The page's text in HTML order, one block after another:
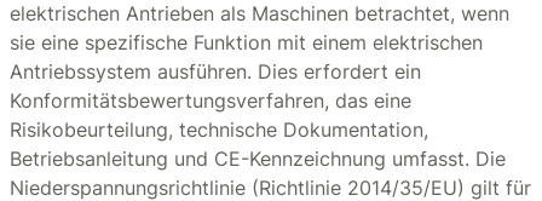
elektrischen Antrieben als Maschinen betrachtet, wenn
sie eine spezifische Funktion mit einem elektrischen
Antriebssystem ausführen. Dies erfordert ein
Konformitätsbewertungsverfahren, das eine
Risikobeurteilung, technische Dokumentation,
Betriebsanleitung und CE-Kennzeichnung umfasst. Die
Niederspannungsrichtlinie (Richtlinie 2014/35/EU) gilt für